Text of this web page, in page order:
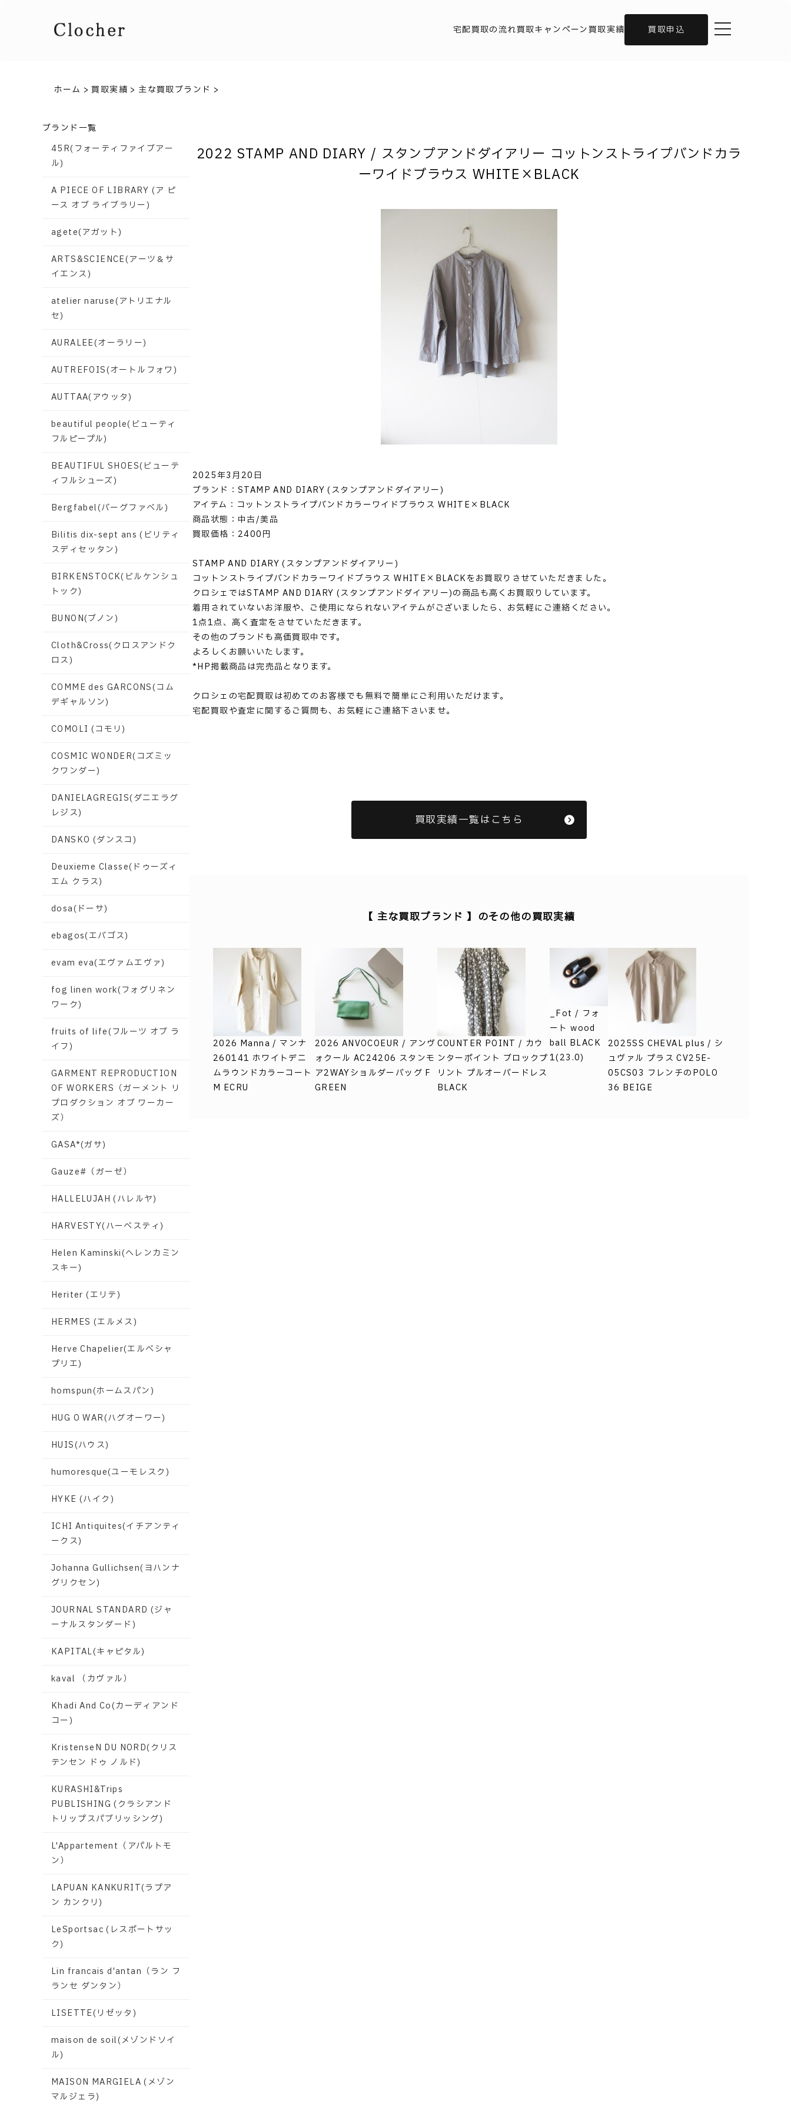
宅配買取の流れ買取キャンペーン買取実績 買取申込 toggle navigation
ホーム >買取実績 > 主な買取ブランド >
2022 STAMP AND DIARY / スタンプアンドダイアリー コットンストライプバンドカラ
ーワイドブラウス WHITE×BLACK
2025年3月20日
ブランド：STAMP AND DIARY (スタンプアンドダイアリー)
アイテム：コットンストライプバンドカラーワイドブラウス WHITE×BLACK
商品状態：中古/美品
買取価格：2400円
STAMP AND DIARY (スタンプアンドダイアリー)
コットンストライプバンドカラーワイドブラウス WHITE×BLACKをお買取りさせていただきました。
クロシェではSTAMP AND DIARY (スタンプアンドダイアリー)の商品も高くお買取りしています。
着用されていないお洋服や、ご使用になられないアイテムがございましたら、お気軽にご連絡ください。
1点1点、高く査定をさせていただきます。
その他のブランドも高価買取中です。
よろしくお願いいたします。
*HP掲載商品は完売品となります。
クロシェの宅配買取は初めてのお客様でも無料で簡単にご利用いただけます。
宅配買取や査定に関するご質問も、お気軽にご連絡下さいませ。
買取実績一覧はこちら
【 主な買取ブランド 】のその他の買取実績
2026 Manna / マンナ
260141 ホワイトデニ
ムラウンドカラーコート
M ECRU
2026 ANVOCOEUR / アンヴ
ォクール AC24206 スタンモ
ア2WAYショルダーバッグ F
GREEN
COUNTER POINT / カウ
ンターポイント ブロックプ
リント プルオーバードレス
BLACK
_Fot / フォ
ート wood
ball BLACK
1(23.0)
2025SS CHEVAL plus / シ
ュヴァル プラス CV25E-
05CS03 フレンチのPOLO
36 BEIGE
ブランド一覧
45R(フォーティファイブアー
ル)
A PIECE OF LIBRARY (ア ピ
ース オブ ライブラリー)
agete(アガット)
ARTS&SCIENCE(アーツ＆サ
イエンス)
atelier naruse(アトリエナル
セ)
AURALEE(オーラリー)
AUTREFOIS(オートルフォワ)
AUTTAA(アウッタ)
beautiful people(ビューティ
フルピープル)
BEAUTIFUL SHOES(ビューテ
ィフルシューズ)
Bergfabel(バーグファベル)
Bilitis dix-sept ans (ビリティ
スディセッタン)
BIRKENSTOCK(ビルケンシュ
トック)
BUNON(ブノン)
Cloth&Cross(クロスアンドク
ロス)
COMME des GARCONS(コム
デギャルソン)
COMOLI (コモリ)
COSMIC WONDER(コズミッ
クワンダー)
DANIELAGREGIS(ダニエラグ
レジス)
DANSKO (ダンスコ)
Deuxieme Classe(ドゥーズィ
エム クラス)
dosa(ドーサ)
ebagos(エバゴス)
evam eva(エヴァムエヴァ)
fog linen work(フォグリネン
ワーク)
fruits of life(フルーツ オブ ラ
イフ)
GARMENT REPRODUCTION
OF WORKERS（ガーメント リ
プロダクション オブ ワーカー
ズ）
GASA*(ガサ)
Gauze#（ガーゼ）
HALLELUJAH (ハレルヤ)
HARVESTY(ハーベスティ)
Helen Kaminski(ヘレンカミン
スキー)
Heriter (エリテ)
HERMES (エルメス)
Herve Chapelier(エルベシャ
プリエ)
homspun(ホームスパン)
HUG O WAR(ハグオーワー)
HUIS(ハウス)
humoresque(ユーモレスク)
HYKE (ハイク)
ICHI Antiquites(イチアンティ
ークス)
Johanna Gullichsen(ヨハンナ
グリクセン)
JOURNAL STANDARD (ジャ
ーナルスタンダード)
KAPITAL(キャピタル)
kaval （カヴァル）
Khadi And Co(カーディアンド
コー)
KristenseN DU NORD(クリス
テンセン ドゥ ノルド)
KURASHI&Trips
PUBLISHING (クラシアンド
トリップスパブリッシング)
L'Appartement（アパルトモ
ン）
LAPUAN KANKURIT(ラプア
ン カンクリ)
LeSportsac (レスポートサッ
ク)
Lin francais d'antan（ラン フ
ランセ ダンタン）
LISETTE(リゼッタ)
maison de soil(メゾンドソイ
ル)
MAISON MARGIELA (メゾン
マルジェラ)